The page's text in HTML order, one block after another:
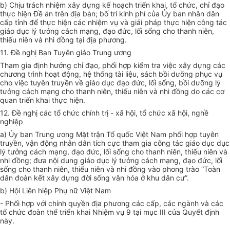
b) Chịu trách nhiệm xây dựng kế hoạch triển khai, tổ chức, chỉ đạo
thực hiệnĐề án trên địa bàn; bố trí kinh phí của Ủy ban nhân dân
cấp tỉnh để thực hiện các nhiệm vụ và giải pháp thực hiện công tác
giáo dục lý tưởng cách mạng, đạo đức, lối sống cho thanh niên,
thiếu niên và nhi đồng tại địa phương.
11. Đề nghị Ban Tuyên giáo Trung ương
Tham gia định hướng chỉ đạo, phối hợp kiểm tra việc xây dựng các
chương trình hoạt động, hệ thống tài liệu, sách bồi dưỡng phục vụ
cho việc tuyên truyền về giáo dục đạo đức, lối sống, bồi dưỡng lý
tưởng cách mạng cho thanh niên, thiếu niên và nhi đồng do các cơ
quan triển khai thực hiện.
12. Đề nghị các tổ chức chính trị - xã hội, tổ chức xã hội, nghề
nghiệp
a) Ủy ban Trung ương Mặt trận Tổ quốc Việt Nam phối hợp tuyên
truyền, vận động nhân dân tích cực tham gia công tác giáo dục dục
lý tưởng cách mạng, đạo đức, lối sống cho thanh niên, thiếu niên và
nhi đồng; đưa nội dung giáo dục lý tưởng cách mạng, đạo đức, lối
sống cho thanh niên, thiếu niên và nhi đồng vào phong trào “Toàn
dân đoàn kết xây dựng đời sống văn hóa ở khu dân cư”.
b) Hội Liên hiệp Phụ nữ Việt Nam
- Phối hợp với chính quyền địa phương các cấp, các ngành và các
tổ chức đoàn thể triển khai Nhiệm vụ 9 tại mục III của Quyết định
này.